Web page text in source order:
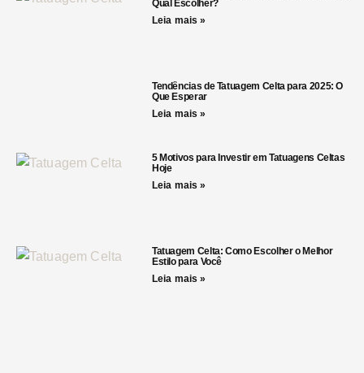
Qual Escolher?
Leia mais »
Tendências de Tatuagem Celta para 2025: O
Que Esperar
Leia mais »
5 Motivos para Investir em Tatuagens Celtas
Hoje
Leia mais »
Tatuagem Celta: Como Escolher o Melhor
Estilo para Você
Leia mais »